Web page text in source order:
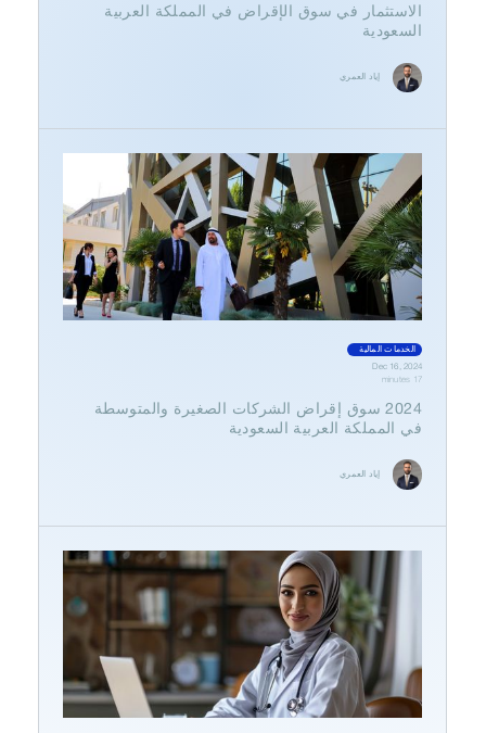
الاستثمار في سوق الإقراض في المملكة العربية
السعودية
إياد العمري
الخدمات المالية
Dec 16, 2024
17 minutes
2024 سوق إقراض الشركات الصغيرة والمتوسطة
في المملكة العربية السعودية
إياد العمري